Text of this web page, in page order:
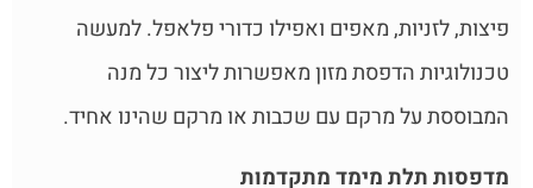
פיצות, לזניות, מאפים ואפילו כדורי פלאפל. למעשה
טכנולוגיות הדפסת מזון מאפשרות ליצור כל מנה
המבוססת על מרקם עם שכבות או מרקם שהינו אחיד.
מדפסות תלת מימד מתקדמות